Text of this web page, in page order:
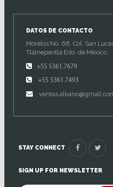
DATOS DE CONTACTO
Morelos No. 68, Col. San
Tlalnepantla Edo. de México.
+55 5361.7679
+55 5361.7493
STAY CONNECT
SIGN UP FOR NEWSLETTER